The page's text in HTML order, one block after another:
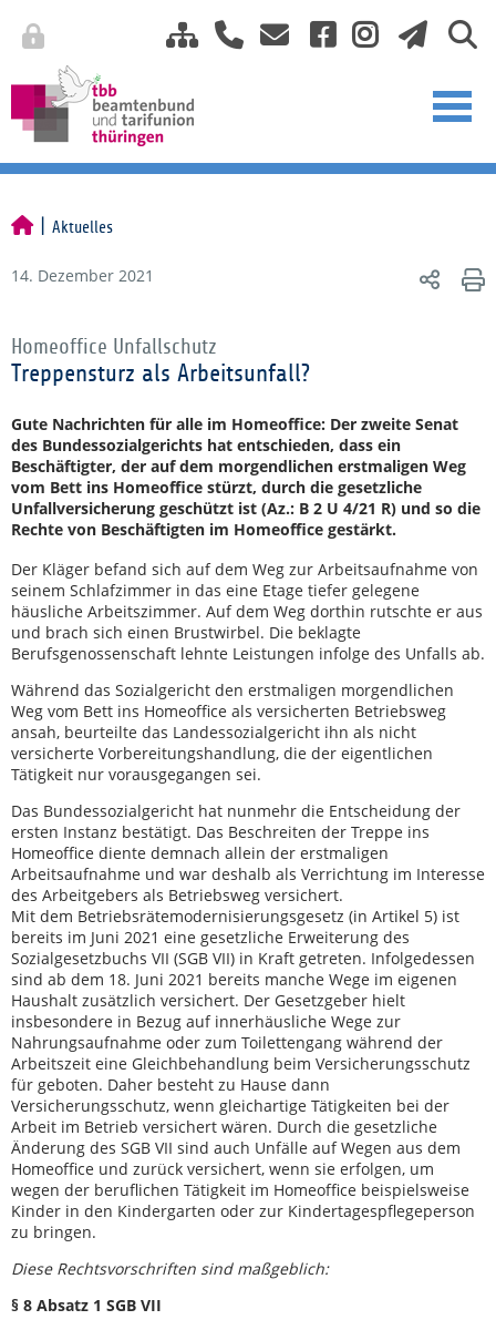
Aktuelles
14. Dezember 2021
Homeoffice Unfallschutz
Treppensturz als Arbeitsunfall?
Gute Nachrichten für alle im Homeoffice: Der zweite Senat
des Bundessozialgerichts hat entschieden, dass ein
Beschäftigter, der auf dem morgendlichen erstmaligen Weg
vom Bett ins Homeoffice stürzt, durch die gesetzliche
Unfallversicherung geschützt ist (Az.: B 2 U 4/21 R) und so die
Rechte von Beschäftigten im Homeoffice gestärkt.
Der Kläger befand sich auf dem Weg zur Arbeitsaufnahme von
seinem Schlafzimmer in das eine Etage tiefer gelegene
häusliche Arbeitszimmer. Auf dem Weg dorthin rutschte er aus
und brach sich einen Brustwirbel. Die beklagte
Berufsgenossenschaft lehnte Leistungen infolge des Unfalls ab.
Während das Sozialgericht den erstmaligen morgendlichen
Weg vom Bett ins Homeoffice als versicherten Betriebsweg
ansah, beurteilte das Landessozialgericht ihn als nicht
versicherte Vorbereitungshandlung, die der eigentlichen
Tätigkeit nur vorausgegangen sei.
Das Bundessozialgericht hat nunmehr die Entscheidung der
ersten Instanz bestätigt. Das Beschreiten der Treppe ins
Homeoffice diente demnach allein der erstmaligen
Arbeitsaufnahme und war deshalb als Verrichtung im Interesse
des Arbeitgebers als Betriebsweg versichert.
Mit dem Betriebsrätemodernisierungsgesetz (in Artikel 5) ist
bereits im Juni 2021 eine gesetzliche Erweiterung des
Sozialgesetzbuchs VII (SGB VII) in Kraft getreten. Infolgedessen
sind ab dem 18. Juni 2021 bereits manche Wege im eigenen
Haushalt zusätzlich versichert. Der Gesetzgeber hielt
insbesondere in Bezug auf innerhäusliche Wege zur
Nahrungsaufnahme oder zum Toilettengang während der
Arbeitszeit eine Gleichbehandlung beim Versicherungsschutz
für geboten. Daher besteht zu Hause dann
Versicherungsschutz, wenn gleichartige Tätigkeiten bei der
Arbeit im Betrieb versichert wären. Durch die gesetzliche
Änderung des SGB VII sind auch Unfälle auf Wegen aus dem
Homeoffice und zurück versichert, wenn sie erfolgen, um
wegen der beruflichen Tätigkeit im Homeoffice beispielsweise
Kinder in den Kindergarten oder zur Kindertagespflegeperson
zu bringen.
Diese Rechtsvorschriften sind maßgeblich:
§ 8 Absatz 1 SGB VII